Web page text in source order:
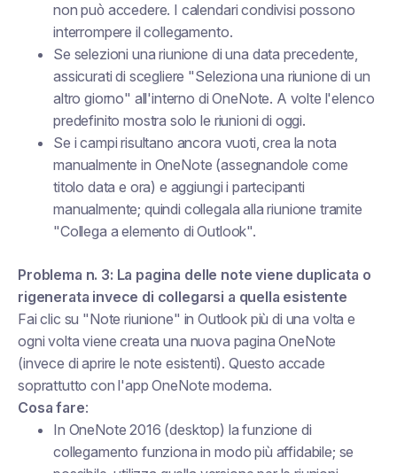
non può accedere. I calendari condivisi possono
interrompere il collegamento.
Se selezioni una riunione di una data precedente,
assicurati di scegliere "Seleziona una riunione di un
altro giorno" all'interno di OneNote. A volte l'elenco
predefinito mostra solo le riunioni di oggi.
Se i campi risultano ancora vuoti, crea la nota
manualmente in OneNote (assegnandole come
titolo data e ora) e aggiungi i partecipanti
manualmente; quindi collegala alla riunione tramite
"Collega a elemento di Outlook".
Problema n. 3: La pagina delle note viene duplicata o
rigenerata invece di collegarsi a quella esistente
Fai clic su "Note riunione" in Outlook più di una volta e
ogni volta viene creata una nuova pagina OneNote
(invece di aprire le note esistenti). Questo accade
soprattutto con l'app OneNote moderna.
Cosa fare:
In OneNote 2016 (desktop) la funzione di
collegamento funziona in modo più affidabile; se